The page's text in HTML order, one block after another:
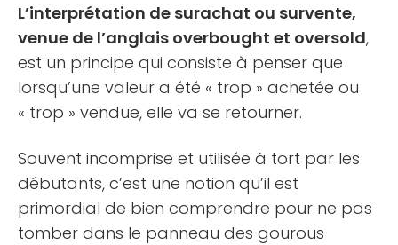
L’interprétation de surachat ou survente,
venue de l’anglais overbought et oversold,
est un principe qui consiste à penser que
lorsqu’une valeur a été « trop » achetée ou
« trop » vendue, elle va se retourner.
Souvent incomprise et utilisée à tort par les
débutants, c’est une notion qu’il est
primordial de bien comprendre pour ne pas
tomber dans le panneau des gourous